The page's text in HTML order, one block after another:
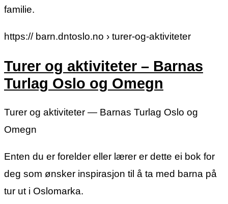
familie.
https:// barn.dntoslo.no › turer-og-aktiviteter
Turer og aktiviteter – Barnas
Turlag Oslo og Omegn
Turer og aktiviteter — Barnas Turlag Oslo og
Omegn
Enten du er forelder eller lærer er dette ei bok for
deg som ønsker inspirasjon til å ta med barna på
tur ut i Oslomarka.